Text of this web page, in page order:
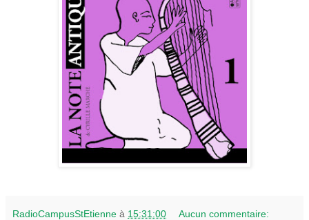
RadioCampusStEtienne à 15:31:00 Aucun commentaire: